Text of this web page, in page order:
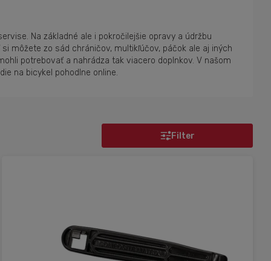
Na základné ale i pokročilejšie opravy a údržbu
môžete zo sád chráničov, multikľúčov, páčok ale aj iných
potrebovať a nahrádza tak viacero doplnkov. V našom
na bicykel pohodlne online.
Filter